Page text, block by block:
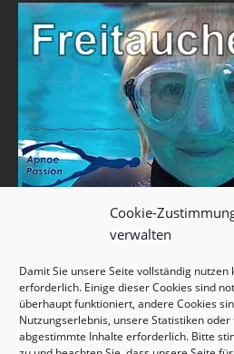
Cookie-
verwalten
Damit Sie unsere Seite vollständig nutzen
erforderlich. Einige dieser Cookies sind
überhaupt funktioniert, andere Cookies
Nutzungserlebnis, unsere Statistiken
abgestimmte Inhalte erforderlich. Bitte